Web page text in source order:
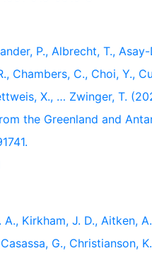
P., Albrecht, T.,
Chambers, C., Choi, Y.,
X., … Zwinger, T.
the Greenland and
Kirkham, J. D., Aitken,
G., Christianson,